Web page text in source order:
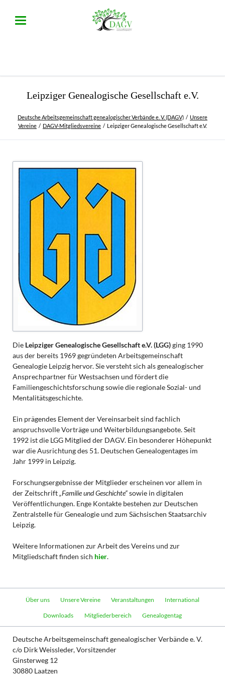
Leipziger Genealogische Gesellschaft e.V.
Deutsche Arbeitsgemeinschaft genealogischer Verbände e. V. (DAGV)
Unsere
Vereine
DAGV-Mitgliedsvereine Leipziger Genealogische Gesellschaft e.V.
Die Leipziger Genealogische Gesellschaft e.V. (LGG)ging 1990
aus der bereits 1969 gegründeten Arbeitsgemeinschaft
Genealogie Leipzig hervor. Sie versteht sich als genealogischer
Ansprechpartner für Westsachsen und fördert die
Familiengeschichtsforschung sowie die regionale Sozial- und
Mentalitätsgeschichte.
Ein prägendes Element der Vereinsarbeit sind fachlich
anspruchsvolle Vorträge und Weiterbildungsangebote. Seit
1992 ist die LGG Mitglied der DAGV. Ein besonderer Höhepunkt
war die Ausrichtung des 51. Deutschen Genealogentages im
Jahr 1999 in Leipzig.
Forschungsergebnisse der Mitglieder erscheinen vor allem in
der Zeitschrift„Familie und Geschichte“sowie in digitalen
Veröffentlichungen. Enge Kontakte bestehen zur Deutschen
Zentralstelle für Genealogie und zum Sächsischen Staatsarchiv
Leipzig.
Weitere Informationen zur Arbeit des Vereins und zur
Mitgliedschaft finden sich hier.
Navigation
Über uns Unsere Vereine Veranstaltungen International
Downloads Mitgliederbereich Genealogentag
Deutsche Arbeitsgemeinschaft genealogischer Verbände e. V.
c/o Dirk Weissleder, Vorsitzender
Ginsterweg 12
30880 Laatzen